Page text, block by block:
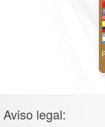
Aviso legal: